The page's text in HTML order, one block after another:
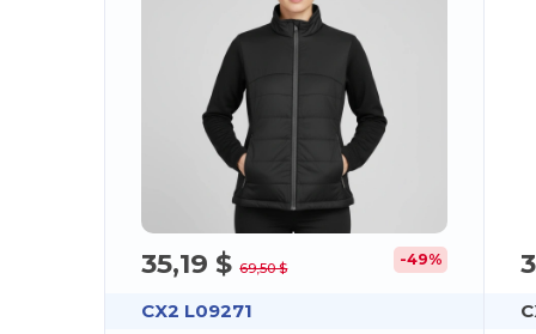
35,19 $69,50 $ -49%
CX2 L09271